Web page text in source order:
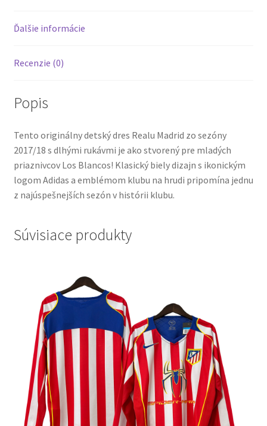
Ďalšie informácie
Recenzie (0)
Popis
Tento originálny detský dres Realu Madrid zo sezóny
2017/18 s dlhými rukávmi je ako stvorený pre mladých
priaznivcov Los Blancos! Klasický biely dizajn s ikonickým
logom Adidas a emblémom klubu na hrudi pripomína jednu
z najúspešnejších sezón v histórii klubu.
Súvisiace produkty